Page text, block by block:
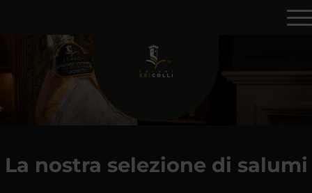
La nostra selezione di salumi